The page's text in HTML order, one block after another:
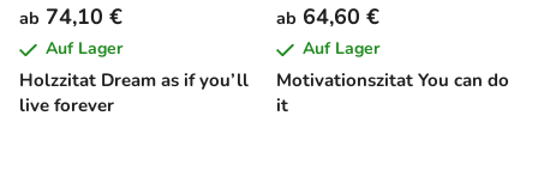
Holzzitat Dream as if you’ll
live forever
ab 74,10 €
Auf Lager
Motivationszitat You can do
it
ab 64,60 €
Auf Lager